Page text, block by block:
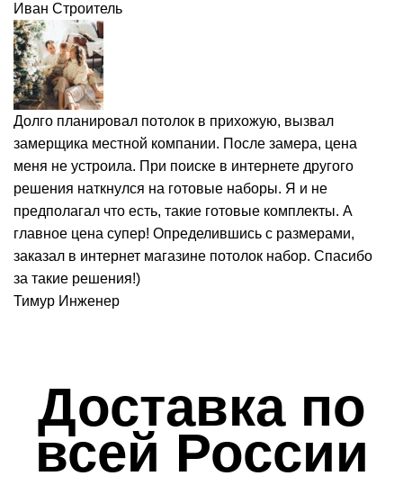
Иван Строитель
Долго планировал потолок в прихожую, вызвал
замерщика местной компании. После замера, цена
меня не устроила. При поиске в интернете другого
решения наткнулся на готовые наборы. Я и не
предполагал что есть, такие готовые комплекты. А
главное цена супер! Определившись с размерами,
заказал в интернет магазине потолок набор. Спасибо
за такие решения!)
Тимур Инженер
Доставка по
всей России